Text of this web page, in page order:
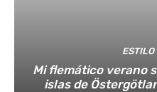
ESTILO
Mi flemático verano
islas de